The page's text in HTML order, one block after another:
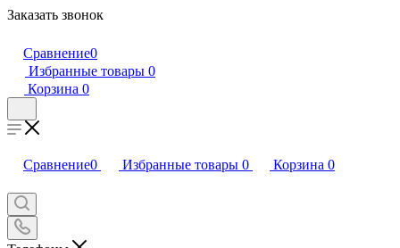
Заказать звонок
Сравнение0
Избранные товары 0
Корзина 0
Сравнение0 Избранные товары 0 Корзина 0